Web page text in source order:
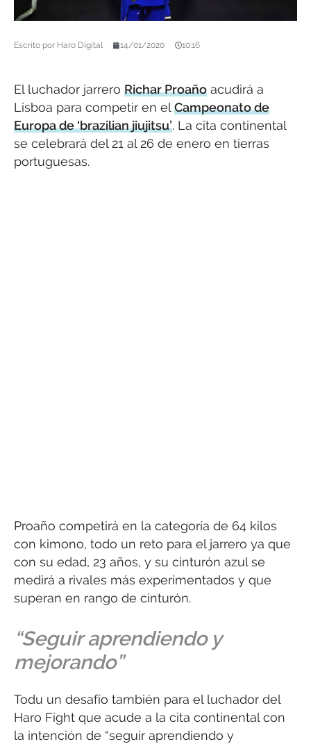
Escrito por Haro Digital 14/01/2020 10:16
El luchador jarrero Richar Proaño acudirá a
Lisboa para competir en el Campeonato de
Europa de ‘brazilian jiujitsu’. La cita continental
se celebrará del 21 al 26 de enero en tierras
portuguesas.
Proaño competirá en la categoría de 64 kilos
con kimono, todo un reto para el jarrero ya que
con su edad, 23 años, y su cinturón azul se
medirá a rivales más experimentados y que
superan en rango de cinturón.
“Seguir aprendiendo y
mejorando”
Todu un desafío también para el luchador del
Haro Fight que acude a la cita continental con
la intención de “seguir aprendiendo y